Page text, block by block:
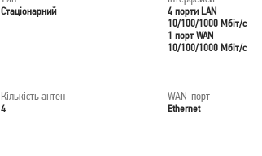
Стаціонарний
4 порти LAN
10/100/1000 Мбіт/с
1 порт WAN
10/100/1000 Мбіт/с
Кількість антен
4
WAN-порт
Ethernet